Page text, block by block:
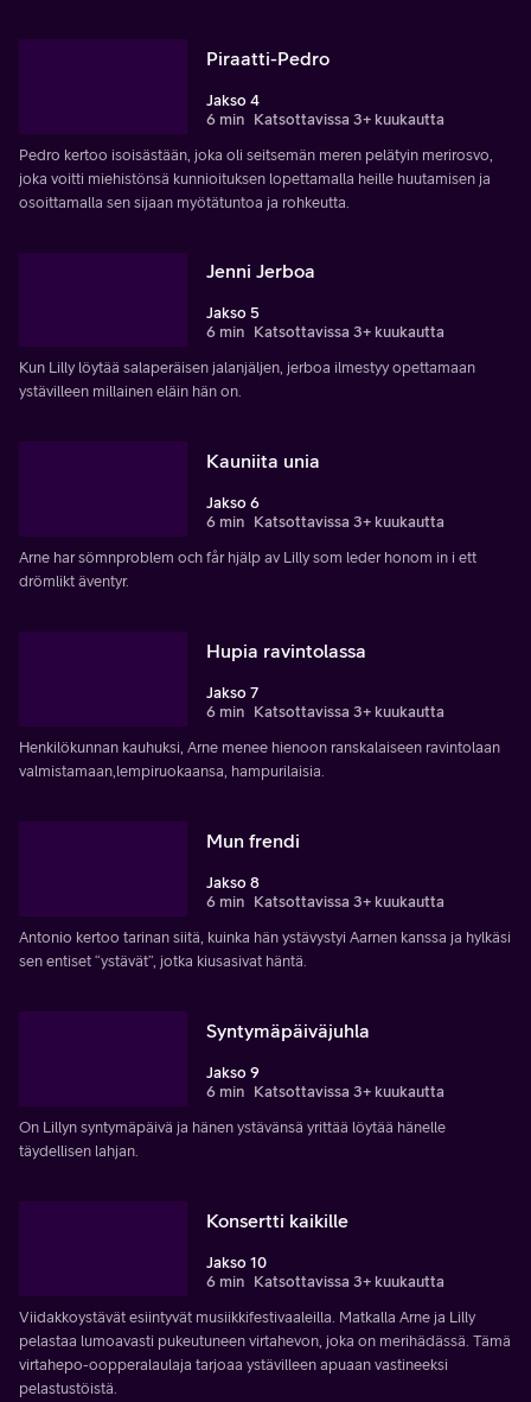
Piraatti-Pedro
Jakso 4
6 min Katsottavissa 3+ kuukautta
Pedro kertoo isoisästään, joka oli seitsemän meren pelätyin merirosvo,
joka voitti miehistönsä kunnioituksen lopettamalla heille huutamisen ja
osoittamalla sen sijaan myötätuntoa ja rohkeutta.
Jenni Jerboa
Jakso 5
6 min Katsottavissa 3+ kuukautta
Kun Lilly löytää salaperäisen jalanjäljen, jerboa ilmestyy opettamaan
ystävilleen millainen eläin hän on.
Kauniita unia
Jakso 6
6 min Katsottavissa 3+ kuukautta
Arne har sömnproblem och får hjälp av Lilly som leder honom in i ett
drömlikt äventyr.
Hupia ravintolassa
Jakso 7
6 min Katsottavissa 3+ kuukautta
Henkilökunnan kauhuksi, Arne menee hienoon ranskalaiseen ravintolaan
valmistamaan,lempiruokaansa, hampurilaisia.
Mun frendi
Jakso 8
6 min Katsottavissa 3+ kuukautta
Antonio kertoo tarinan siitä, kuinka hän ystävystyi Aarnen kanssa ja hylkäsi
sen entiset “ystävät”, jotka kiusasivat häntä.
Syntymäpäiväjuhla
Jakso 9
6 min Katsottavissa 3+ kuukautta
On Lillyn syntymäpäivä ja hänen ystävänsä yrittää löytää hänelle
täydellisen lahjan.
Konsertti kaikille
Jakso 10
6 min Katsottavissa 3+ kuukautta
Viidakkoystävät esiintyvät musiikkifestivaaleilla. Matkalla Arne ja Lilly
pelastaa lumoavasti pukeutuneen virtahevon, joka on merihädässä. Tämä
virtahepo-oopperalaulaja tarjoaa ystävilleen apuaan vastineeksi
pelastustöistä.